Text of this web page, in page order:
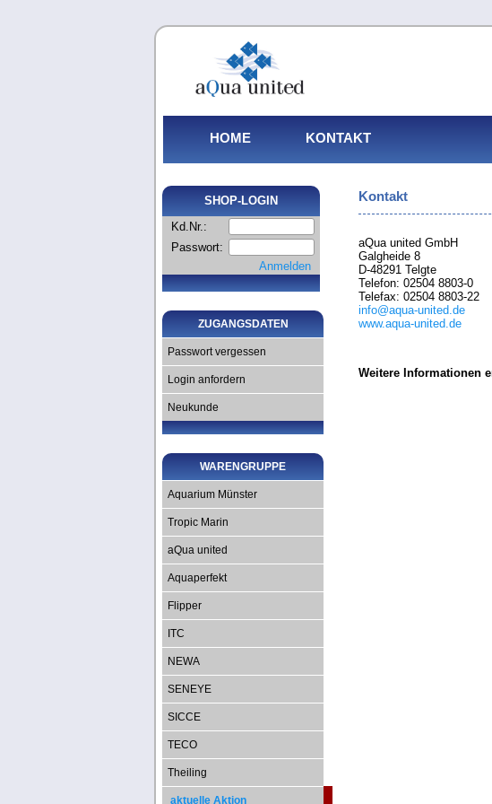
HOME KONTAKT
SHOP-LOGIN
Kd.Nr.:
Passwort:
Anmelden
ZUGANGSDATEN
Passwort vergessen
Login anfordern
Neukunde
WARENGRUPPE
Aquarium Münster
Tropic Marin
aQua united
Aquaperfekt
Flipper
ITC
NEWA
SENEYE
SICCE
TECO
Theiling
aktuelle Aktion
Kontakt
aQua united GmbH
Galgheide 8
D-48291 Telgte
Telefon: 02504 8803-0
Telefax: 02504 8803-22
info@aqua-united.de
www.aqua-united.de
Weitere Informationen